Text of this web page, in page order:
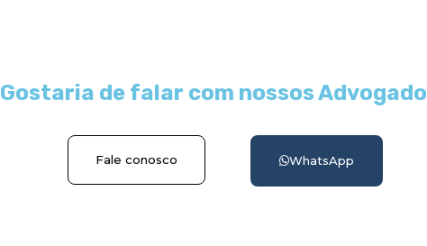
Gostaria de falar com nossos
Fale conosco WhatsApp